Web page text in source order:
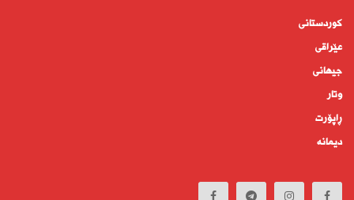
کوردستانى
عێراقی
جیهانى
وتار
ڕاپۆرت
دیمانە